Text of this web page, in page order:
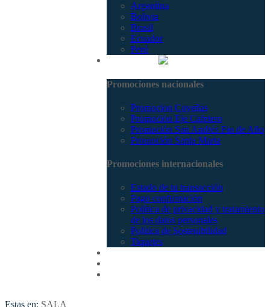
Argentina
Bolivia
Brasil
Ecuador
Perú
Promociones nacionales
Promocion Coveñas
Promoción Eje Cafetero
Promoción San Andrés Fin de Año
Promoción Santa Marta
Promociones internacionales
Estado de tu transacción
Pago confirmación
Política de privacidad y tratamiento
de los datos personales
Política de Sostenibilidad
Tiquetes
Estas en: SALA